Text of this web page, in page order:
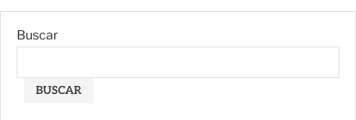
Buscar
BUSCAR